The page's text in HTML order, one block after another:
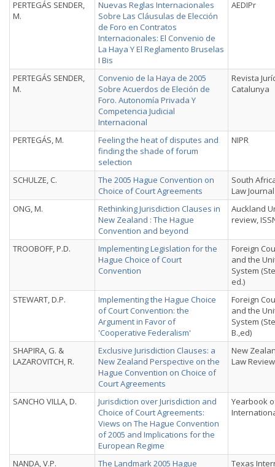
PERTEGÁS SENDER,
M.
Nuevas Reglas Internacionales
Sobre Las Cláusulas de Elección
de Foro en Contratos
Internacionales: El Convenio de
La Haya Y El Reglamento Bruselas
I Bis
AEDIPr
PERTEGÁS SENDER,
M.
Convenio de la Haya de 2005
Sobre Acuerdos de Eleción de
Foro. Autonomía Privada Y
Competencia Judicial
Internacional
Revista
Catalunya
PERTEGÁS, M.
Feeling the heat of disputes and
finding the shade of forum
selection
NIPR
SCHULZE, C.
The 2005 Hague Convention on
Choice of Court Agreements
South
Law Journal
ONG, M.
Rethinking Jurisdiction Clauses in
New Zealand : The Hague
Convention and beyond
Auckland
review,
TROOBOFF, P.D.
Implementing Legislation for the
Hague Choice of Court
Convention
Foreign
and the
System
ed.)
STEWART, D.P.
Implementing the Hague Choice
of Court Convention: the
Argument in Favor of
'Cooperative Federalism'
Foreign
and the
System
B.,ed)
SHAPIRA, G. &
LAZAROVITCH, R.
Exclusive Jurisdiction Clauses: a
New Zealand Perspective on the
Hague Convention on Choice of
Court Agreements
New
Law Review
SANCHO VILLA, D.
Jurisdiction over Jurisdiction and
Choice of Court Agreements:
Views on The Hague Convention
of 2005 and Implications for the
European Regime
Yearbook
NANDA, V.P.
The Landmark 2005 Hague
Texas